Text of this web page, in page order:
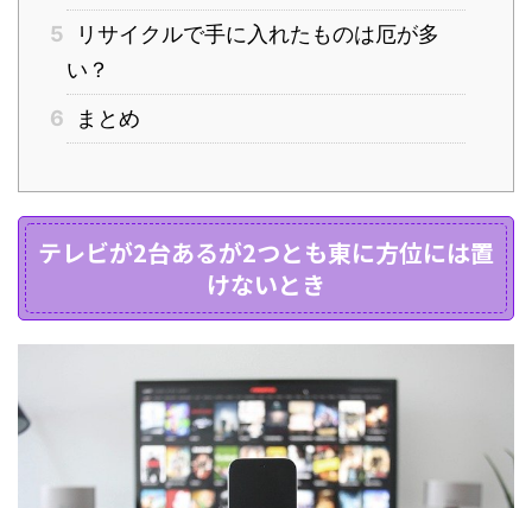
5
リサイクルで手に入れたものは厄が多
い？
6
まとめ
テレビが2台あるが2つとも東に方位には置
けないとき